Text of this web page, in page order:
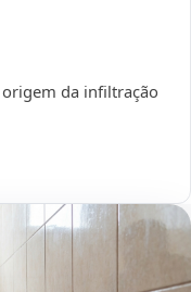
da infiltração